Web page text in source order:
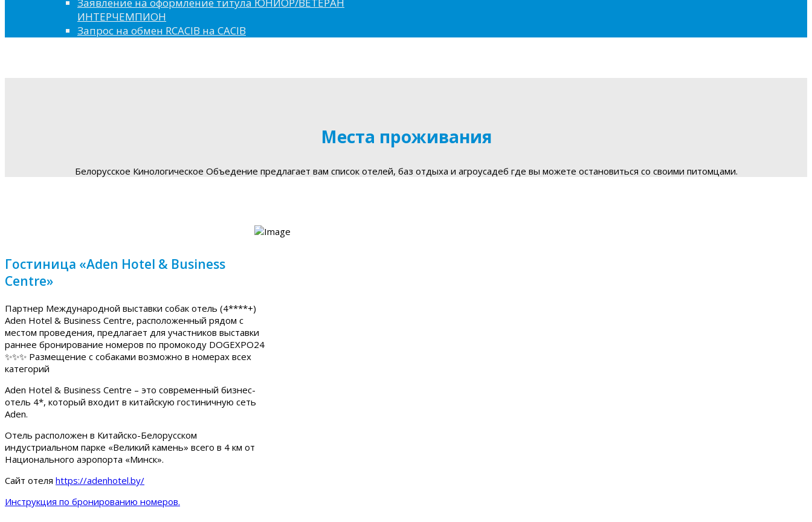
ИНТЕРЧЕМПИОН
Запрос на обмен RCACIB на CACIB
Места проживания
Белорусское Кинологическое Объедение предлагает вам список отелей, баз отдыха и агроусадеб где вы можете остановиться со своими питомцами.
Гостиница «Aden Hotel & Business
Centre»
Партнер Международной выставки собак отель (4****+)
Aden Hotel & Business Centre, расположенный рядом с
местом проведения, предлагает для участников выставки
раннее бронирование номеров по промокоду DOGEXPO24
✨✨✨ Размещение с собаками возможно в номерах всех
категорий
Aden Hotel & Business Centre – это современный бизнес-
отель 4*, который входит в китайскую гостиничную сеть
Aden.
Отель расположен в Китайско-Белорусском
индустриальном парке «Великий камень» всего в 4 км от
Национального аэропорта «Минск».
Сайт отеля https://adenhotel.by/
Инструкция по бронированию номеров.